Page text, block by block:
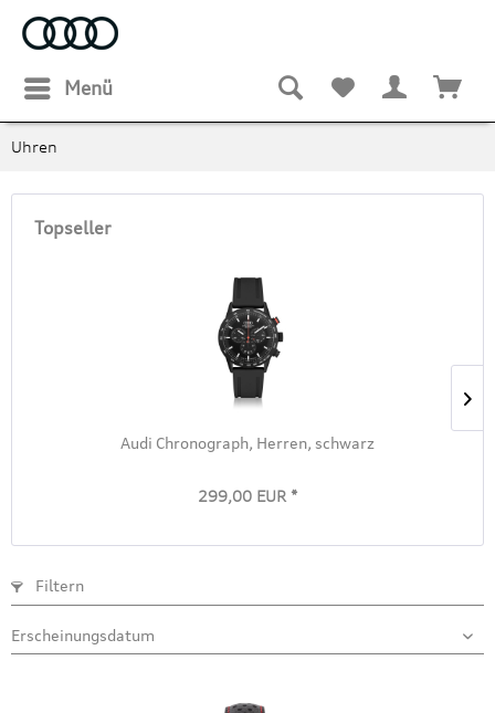
Menü
Uhren
Topseller
Audi Chronograph, Herren, schwarz
299,00 EUR *
Filtern